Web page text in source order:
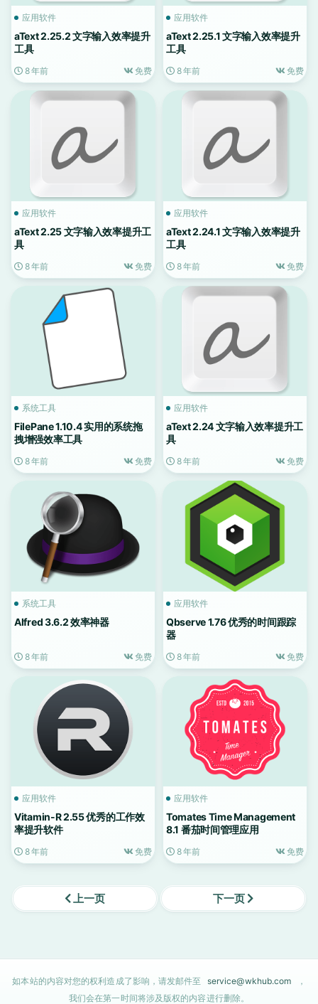
应用软件
aText 2.25.2 文字输入效率提升
工具
8 年前 免费
应用软件
aText 2.25.1 文字输入效率提升
工具
8 年前 免费
应用软件
aText 2.25 文字输入效率提升工
具
8 年前 免费
应用软件
aText 2.24.1 文字输入效率提升
工具
8 年前 免费
系统工具
FilePane 1.10.4 实用的系统拖
拽增强效率工具
8 年前 免费
应用软件
aText 2.24 文字输入效率提升工
具
8 年前 免费
系统工具
Alfred 3.6.2 效率神器
8 年前 免费
应用软件
Qbserve 1.76 优秀的时间跟踪
器
8 年前 免费
应用软件
Vitamin-R 2.55 优秀的工作效
率提升软件
8 年前 免费
应用软件
Tomates Time Management
8.1 番茄时间管理应用
8 年前 免费
上一页 下一页
如本站的内容对您的权利造成了影响，请发邮件至 service@wkhub.com
，
我们会在第一时间将涉及版权的内容进行删除。